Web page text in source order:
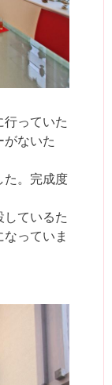
っていた
ないた
た。完成度
ているた
っていま